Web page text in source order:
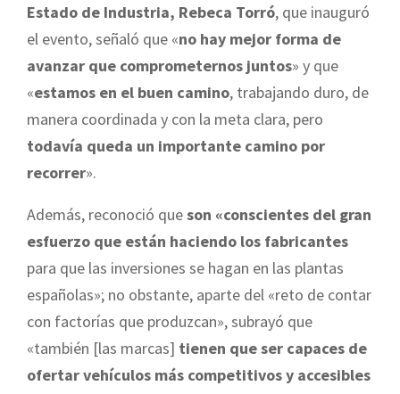
Estado de Industria, Rebeca Torró, que inauguró
el evento, señaló que «no hay mejor forma de
avanzar que comprometernos juntos» y que
«estamos en el buen camino, trabajando duro, de
manera coordinada y con la meta clara, pero
todavía queda un importante camino por
recorrer».
Además, reconoció queson «conscientes del gran
esfuerzo que están haciendo los fabricantes
para que las inversiones se hagan en las plantas
españolas»; no obstante, aparte del «reto de contar
con factorías que produzcan», subrayó que
«también [las marcas] tienen que ser capaces de
ofertar vehículos más competitivos y accesibles